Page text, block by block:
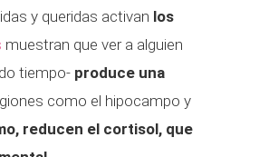
y queridas activan los
muestran que ver a alguien
tiempo- produce una
como el hipocampo y
reducen el cortisol, que